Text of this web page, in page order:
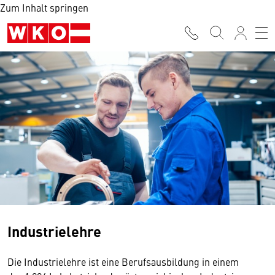
Zum Inhalt springen
Industrielehre
Die Industrielehre ist eine Berufsausbildung in einem